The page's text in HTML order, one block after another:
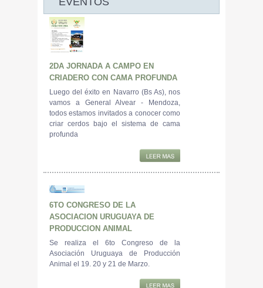
2DA JORNADA A CAMPO EN
CRIADERO CON CAMA PROFUNDA
Luego del éxito en Navarro (Bs As), nos
vamos a General Alvear - Mendoza,
todos estamos invitados a conocer como
criar cerdos bajo el sistema de cama
profunda
6TO CONGRESO DE LA
ASOCIACION URUGUAYA DE
PRODUCCION ANIMAL
Se realiza el 6to Congreso de la
Asociación Uruguaya de Producción
Animal el 19. 20 y 21 de Marzo.